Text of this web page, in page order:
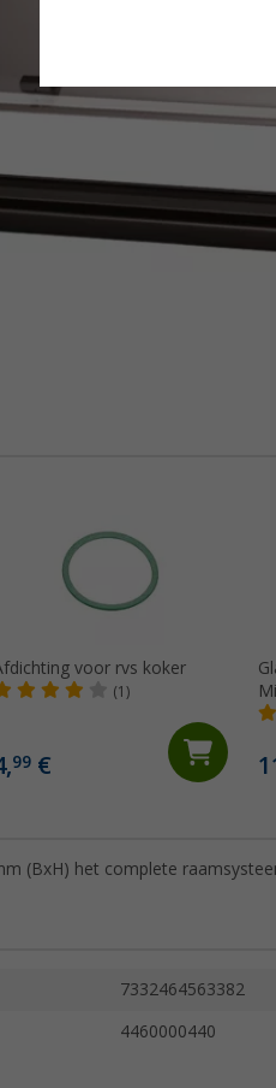
voor rvs koker
(1)
99 €
(BxH) het complete
7332464563382
4460000440